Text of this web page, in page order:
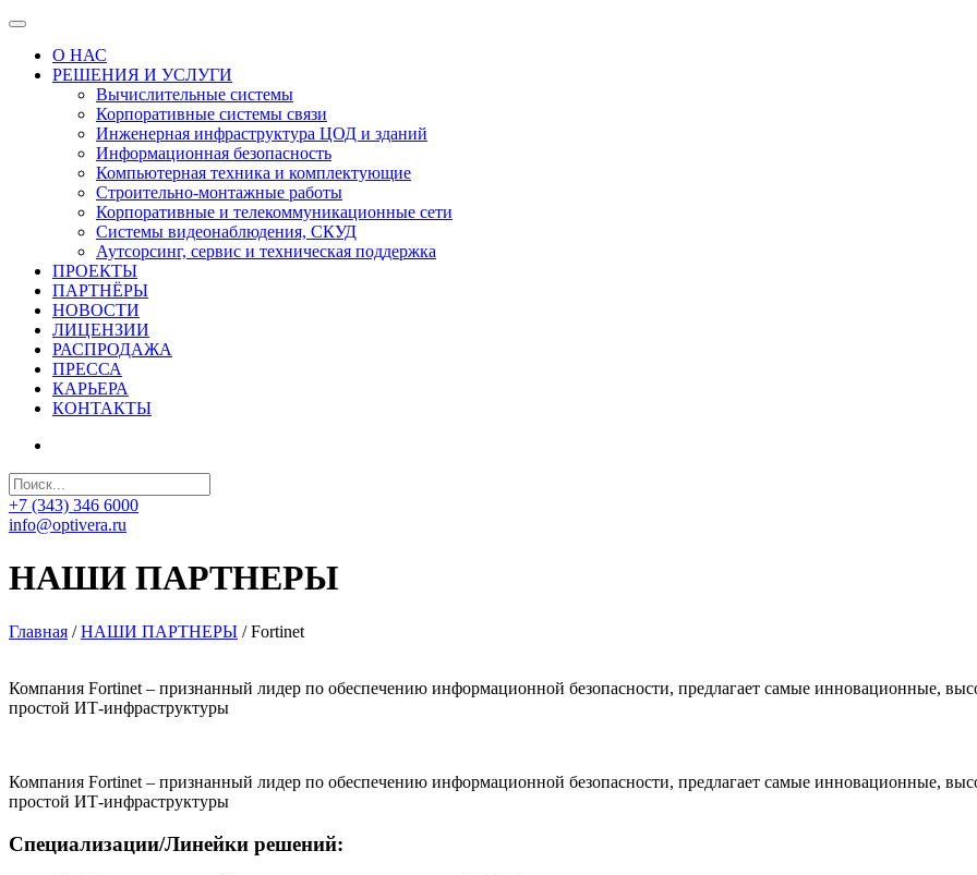
О НАС
РЕШЕНИЯ И УСЛУГИ
Вычислительные системы
Корпоративные системы связи
Инженерная инфраструктура ЦОД и зданий
Информационная безопасность
Компьютерная техника и комплектующие
Строительно-монтажные работы
Корпоративные и телекоммуникационные сети
Системы видеонаблюдения, СКУД
Аутсорсинг, сервис и техническая поддержка
ПРОЕКТЫ
ПАРТНЁРЫ
НОВОСТИ
ЛИЦЕНЗИИ
РАСПРОДАЖА
ПРЕССА
КАРЬЕРА
КОНТАКТЫ
+7 (343) 346 6000
info@optivera.ru
НАШИ ПАРТНЕРЫ
Главная / НАШИ ПАРТНЕРЫ / Fortinet
Компания Fortinet – признанный лидер по обеспечению информационной безопасности, предлагает самые инновационные,
простой ИТ-инфраструктуры
Компания Fortinet – признанный лидер по обеспечению информационной безопасности, предлагает самые инновационные,
простой ИТ-инфраструктуры
Специализации/Линейки решений: